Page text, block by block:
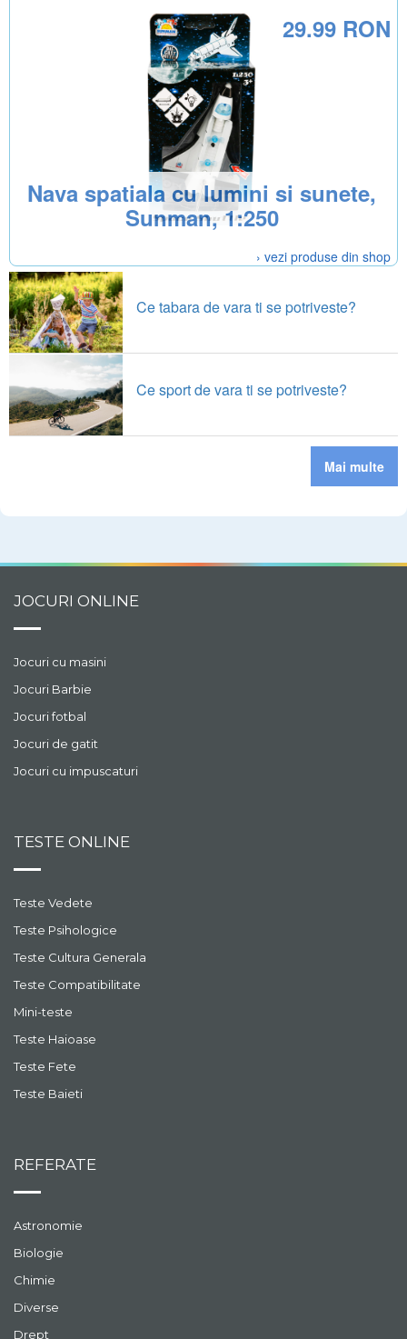
Nava spatiala cu lumini si sunete,
Sunman, 1:250
29.99 RON
› vezi produse din shop
Ce tabara de vara ti se potriveste?
Ce sport de vara ti se potriveste?
Mai multe
JOCURI ONLINE
Jocuri cu masini
Jocuri Barbie
Jocuri fotbal
Jocuri de gatit
Jocuri cu impuscaturi
TESTE ONLINE
Teste Vedete
Teste Psihologice
Teste Cultura Generala
Teste Compatibilitate
Mini-teste
Teste Haioase
Teste Fete
Teste Baieti
REFERATE
Astronomie
Biologie
Chimie
Diverse
Drept